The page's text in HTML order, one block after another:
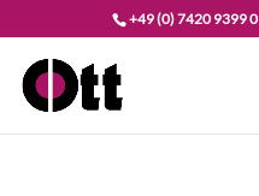
+49 (0) 7420 9399 0